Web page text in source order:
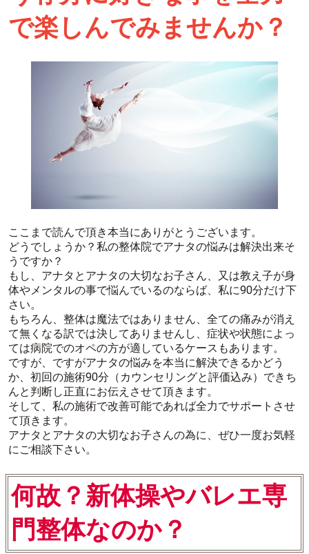
で楽しんでみませんか？
ここまで読んで頂き本当にありがとうございます。
どうでしょうか？私の整体院でアナタの悩みは解決出来そ
うですか？
もし、アナタとアナタの大切なお子さん、又は教え子が身
体やメンタルの事で悩んでいるのならば、私に90分だけ下
さい。
もちろん、整体は魔法ではありません、全ての痛みが消え
て無くなる訳では決してありませんし、症状や状態によっ
ては病院でのオペの方が適しているケースもあります。
ですが、ですがアナタの悩みを本当に解決できるかどう
か、初回の施術90分（カウンセリングと評価込み）できち
んと判断し正直にお伝えさせて頂きます。
そして、私の施術で改善可能であれば全力でサポートさせ
て頂きます。
アナタとアナタの大切なお子さんの為に、ぜひ一度お気軽
にご相談下さい。
何故？新体操やバレエ専
門整体なのか？